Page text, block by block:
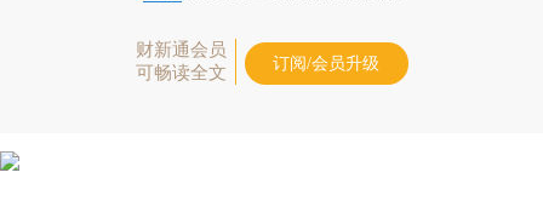
财新通会员
可畅读全文
订阅/会员升级